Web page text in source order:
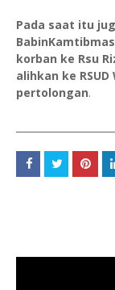
Pada saat itu
korban ke Rsu
alihkan ke
pertolongan.